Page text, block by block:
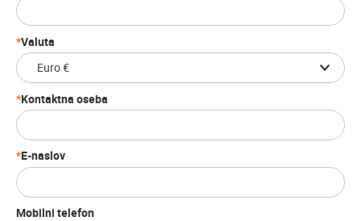
Valuta
Kontaktna oseba
E-naslov
Mobilni telefon